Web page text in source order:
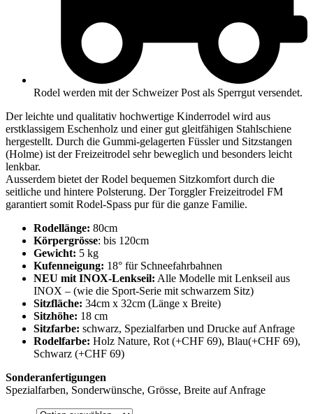
Rodel werden mit der Schweizer Post als Sperrgut versendet.
Der leichte und qualitativ hochwertige Kinderrodel wird aus
erstklassigem Eschenholz und einer gut gleitfähigen Stahlschiene
hergestellt. Durch die Gummi-gelagerten Füssler und Sitzstangen
(Holme) ist der Freizeitrodel sehr beweglich und besonders leicht
lenkbar.
Ausserdem bietet der Rodel bequemen Sitzkomfort durch die
seitliche und hintere Polsterung. Der Torggler Freizeitrodel FM
garantiert somit Rodel-Spass pur für die ganze Familie.
Rodellänge: 80cm
Körpergrösse: bis 120cm
Gewicht: 5 kg
Kufenneigung: 18° für Schneefahrbahnen
NEU mit INOX-Lenkseil: Alle Modelle mit Lenkseil aus
INOX – (wie die Sport-Serie mit schwarzem Sitz)
Sitzfläche: 34cm x 32cm (Länge x Breite)
Sitzhöhe: 18 cm
Sitzfarbe: schwarz, Spezialfarben und Drucke auf Anfrage
Rodelfarbe: Holz Nature, Rot (+CHF 69), Blau(+CHF 69),
Schwarz (+CHF 69)
Sonderanfertigungen
Spezialfarben, Sonderwünsche, Grösse, Breite auf Anfrage